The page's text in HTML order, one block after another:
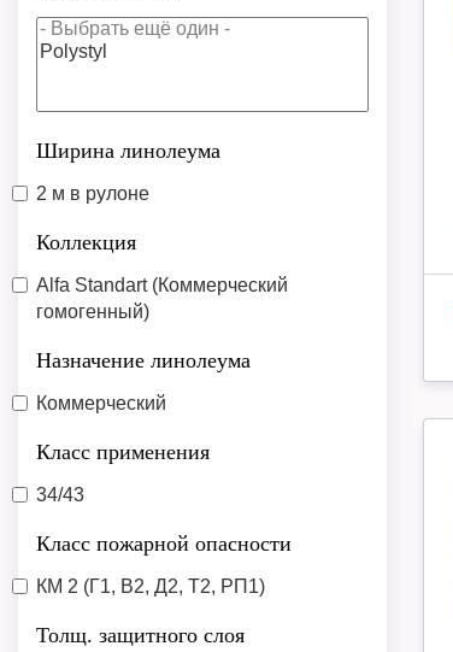
Ширина линолеума
2 м в рулоне
Коллекция
Alfa Standart (Коммерческий
гомогенный)
Назначение линолеума
Коммерческий
Класс применения
34/43
Класс пожарной опасности
КМ 2 (Г1, В2, Д2, Т2, РП1)
Толщ. защитного слоя